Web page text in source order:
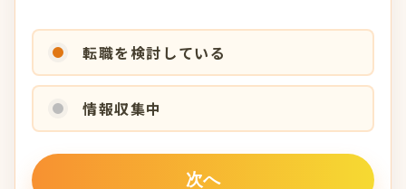
転職を検討している
情報収集中